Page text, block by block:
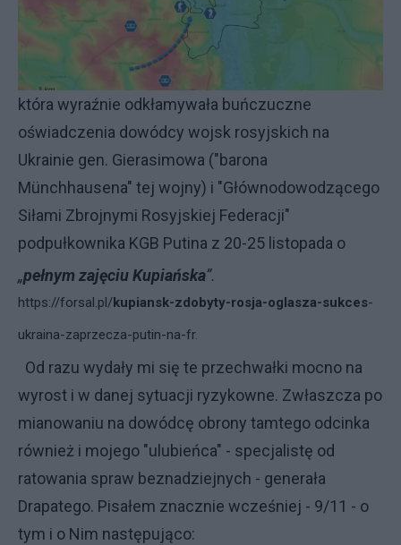
która wyraźnie odkłamywała buńczuczne
oświadczenia dowódcy wojsk rosyjskich na
Ukrainie gen. Gierasimowa ("barona
Münchhausena" tej wojny) i "Głównodowodzącego
Siłami Zbrojnymi Rosyjskiej Federacji"
podpułkownika KGB Putina z 20-25 listopada o
„pełnym zajęciu Kupiańska”.
https://forsal.pl/kupiansk-zdobyty-rosja-oglasza-sukces-
ukraina-zaprzecza-putin-na-fr.
Od razu wydały mi się te przechwałki mocno na
wyrost i w danej sytuacji ryzykowne. Zwłaszcza po
mianowaniu na dowódcę obrony tamtego odcinka
również i mojego "ulubieńca" - specjalistę od
ratowania spraw beznadziejnych - generała
Drapatego. Pisałem znacznie wcześniej - 9/11 - o
tym i o Nim następująco: